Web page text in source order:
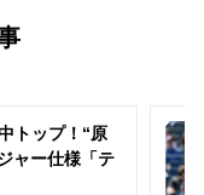
トップ！“原
ャー仕様「テ